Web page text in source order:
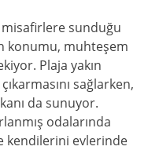
misafirlere sunduğu
konumu, muhteşem
Plaja yakın
sağlarken,
da sunuyor.
odalarında
kendilerini evlerinde